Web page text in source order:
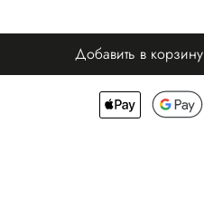
Добавить в корзину